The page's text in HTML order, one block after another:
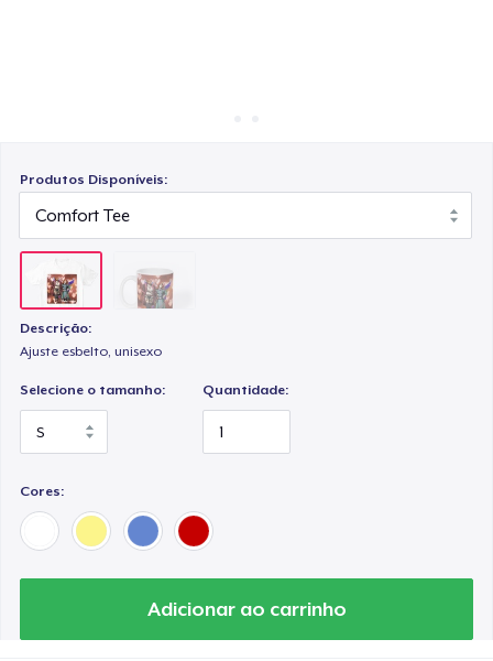
Produtos Disponíveis:
Descrição:
Ajuste esbelto, unisexo
Selecione o tamanho: Quantidade:
Cores:
Adicionar ao carrinho